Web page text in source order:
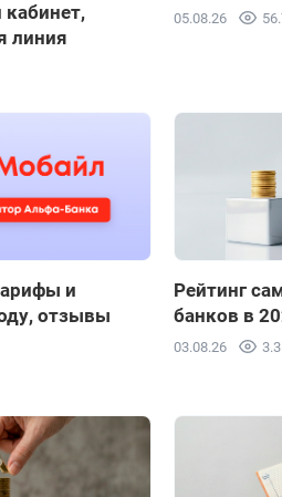
линия
05.08.26
и
отзывы
Рейтинг
банков в
03.08.26